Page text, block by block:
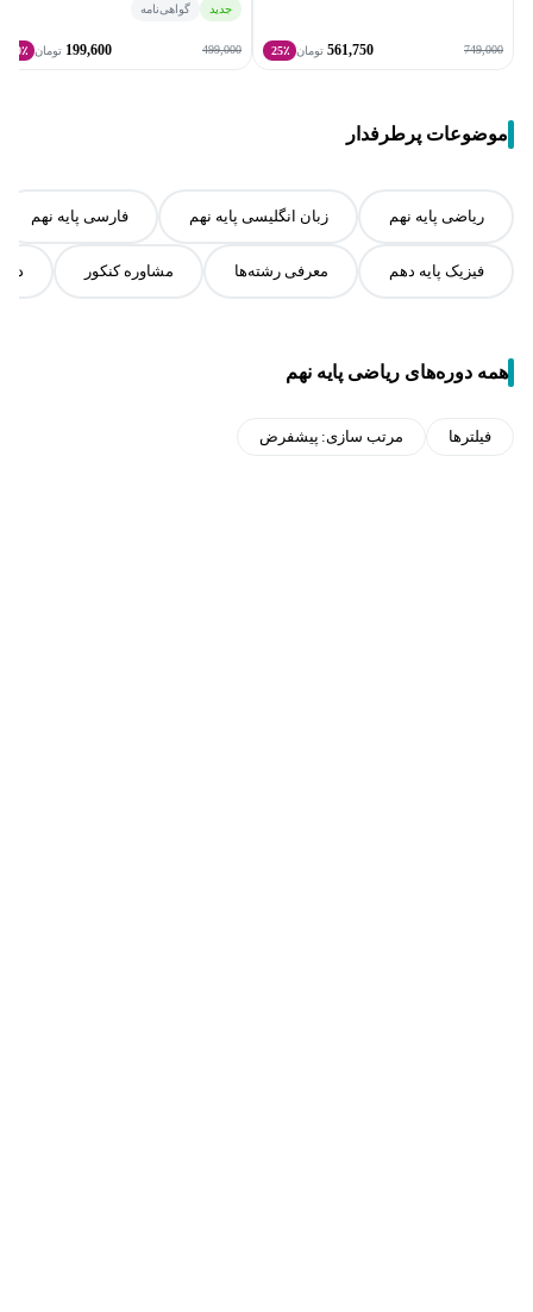
749,000
561,750 تومان 25٪
جدید گواهی‌نامه
499,000
199,600 تومان 60٪
موضوعات پرطرفدار
ریاضی پایه نهم زبان انگلیسی پایه نهم فارسی پایه نهم
فیزیک پایه دهم معرفی رشته‌ها مشاوره کنکور
همه دوره‌های ریاضی پایه نهم
فیلترها مرتب سازی: پیشفرض